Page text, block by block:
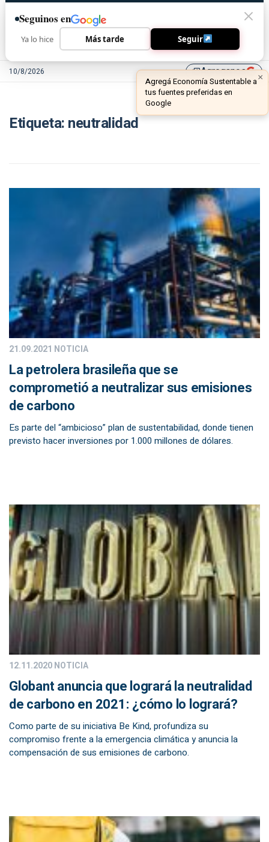
10/8/2026 library_addAgreganos ×
Agregá Economía Sustentable a
tus fuentes preferidas en
Google
Etiqueta: neutralidad
21.09.2021 NOTICIA
La petrolera brasileña que se
comprometió a neutralizar sus emisiones
de carbono
Es parte del “ambicioso” plan de sustentabilidad, donde tienen
previsto hacer inversiones por 1.000 millones de dólares.
12.11.2020NOTICIA
Globant anuncia que logrará la neutralidad
de carbono en 2021: ¿cómo lo logrará?
Como parte de su iniciativa Be Kind, profundiza su
compromiso frente a la emergencia climática y anuncia la
compensación de sus emisiones de carbono.
Seguinos en
Ya lo hice Más tarde Seguir